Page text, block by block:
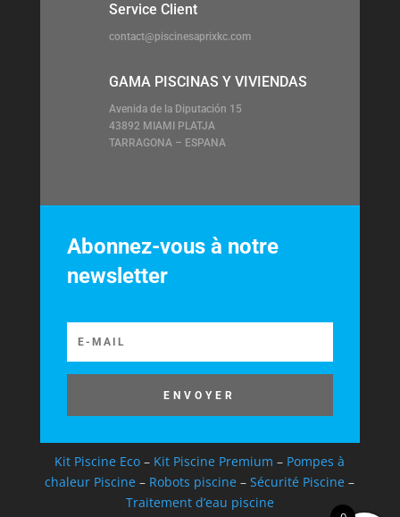
Service Client
contact@piscinesaprixkc.com
GAMA PISCINAS Y VIVIENDAS
Avenida de la Diputación 15
43892 MIAMI PLATJA
TARRAGONA – ESPANA
Abonnez-vous à notre
newsletter
ENVOYER
Kit Piscine Eco – Kit Piscine Premium – Pompes à
chaleur Piscine – Robots piscine –Sécurité Piscine –
Traitement d’eau piscine